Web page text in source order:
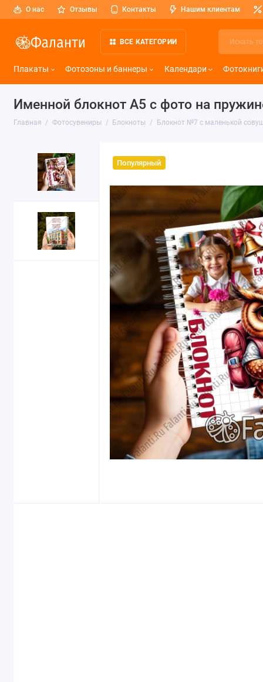
О нас Отзывы Контакты Нашим клиентам
ВСЕ КАТЕГОРИИ
Плакаты Фотозоны и баннеры Календари
Именной блокнот А5 с фото на
Главная Фотосувениры Блокноты Блокнот №7 с маленькой
Популярный